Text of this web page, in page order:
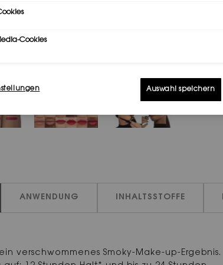
ANWENDUNG INHALTSSTOFFE
verschwommenes Smoky-Make-up-Ergebnis.
Cookies
Auswahl speichern